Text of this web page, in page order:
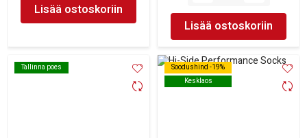
Lisää ostoskoriin
Lisää ostoskoriin
Tallinna poes
Tallinna poes
Soodushind -19%
Kesklaos
Soodushind -19%
Kesklaos